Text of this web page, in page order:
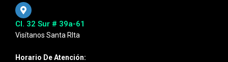
Cl. 32 Sur # 39a-61
Visítanos Santa RIta
Horario De Atención: